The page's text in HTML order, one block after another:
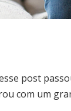
post
com um